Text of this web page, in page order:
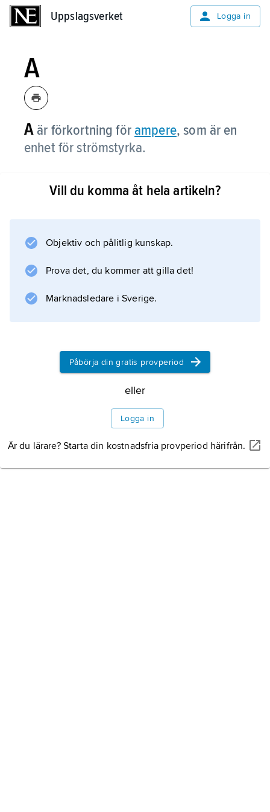
Uppslagsverket Logga in
A
A är förkortning för ampere, som är en
enhet för strömstyrka.
Vill du komma åt hela artikeln?
Objektiv och pålitlig kunskap.
Prova det, du kommer att gilla det!
Marknadsledare i Sverige.
Påbörja din gratis provperiod
eller
Logga in
Är du lärare? Starta din kostnadsfria provperiod härifrån.